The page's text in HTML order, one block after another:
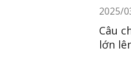
2025/
Câu
lớn